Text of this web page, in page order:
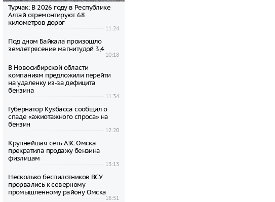
Турчак: В 2026 году в Республике
Алтай отремонтируют 68
километров дорог
11:24
Под дном Байкала произошло
землетрясение магнитудой 3,4
10:18
В Новосибирской области
компаниям предложили перейти
на удаленку из-за дефицита
бензина
11:34
Губернатор Кузбасса сообщил о
спаде «ажиотажного спроса» на
бензин
12:20
Крупнейшая сеть АЗС Омска
прекратила продажу бензина
физлицам
13:13
Несколько беспилотников ВСУ
прорвались к северному
промышленному району Омска
16:51